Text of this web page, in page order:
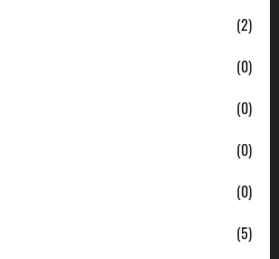
(2)
(0)
(0)
(0)
(0)
(5)